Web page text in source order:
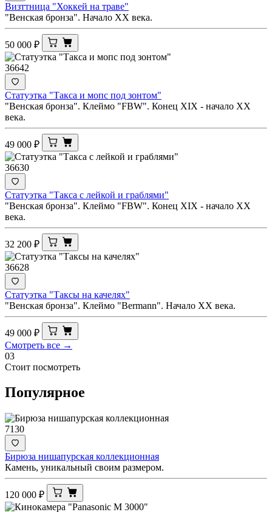
Визттница "Хоккей на траве"
"Венская бронза". Начало ХХ века.
50 000 ₽
36642
Статуэтка "Такса и мопс под зонтом"
"Венская бронза". Клеймо "FBW". Конец XIX - начало ХХ
века.
49 000 ₽
36630
Статуэтка "Такса с лейкой и граблями"
"Венская бронза". Клеймо "FBW". Конец XIX - начало ХХ
века.
32 200 ₽
36628
Статуэтка "Таксы на качелях"
"Венская бронза". Клеймо "Bermann". Начало ХХ века.
49 000 ₽
Смотреть все →
03
Стоит посмотреть
Популярное
7130
Бирюза нишапурская коллекционная
Камень, уникальный своим размером.
120 000 ₽